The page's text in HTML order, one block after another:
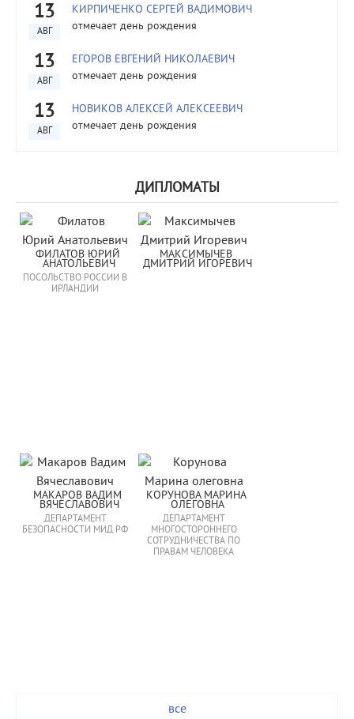
13
АВГ
КИРПИЧЕНКО СЕРГЕЙ ВАДИМОВИЧ
отмечает день рождения
13
АВГ
ЕГОРОВ ЕВГЕНИЙ НИКОЛАЕВИЧ
отмечает день рождения
13
АВГ
НОВИКОВ АЛЕКСЕЙ АЛЕКСЕЕВИЧ
отмечает день рождения
ДИПЛОМАТЫ
ФИЛАТОВ ЮРИЙ
АНАТОЛЬЕВИЧ
ПОСОЛЬСТВО РОССИИ В
ИРЛАНДИИ
МАКСИМЫЧЕВ
ДМИТРИЙ ИГОРЕВИЧ
МАКАРОВ ВАДИМ
ВЯЧЕСЛАВОВИЧ
ДЕПАРТАМЕНТ
БЕЗОПАСНОСТИ МИД РФ
КОРУНОВА МАРИНА
ОЛЕГОВНА
ДЕПАРТАМЕНТ
МНОГОСТОРОННЕГО
СОТРУДНИЧЕСТВА ПО
ПРАВАМ ЧЕЛОВЕКА
все